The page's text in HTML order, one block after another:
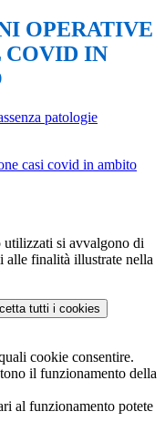
OPERATIVE
COVID IN
patologie
casi covid in ambito
utilizzati si avvalgono di
alle finalità illustrate nella
tutti i cookies
cookie consentire.
il funzionamento della
al funzionamento potete